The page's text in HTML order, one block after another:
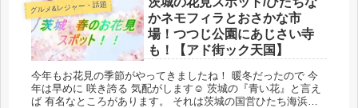
グルメ&レジャー・話題
かネモフィラとおさかな市
場！つつじ公園にあじさい寺
も！【アド街ック天国】
今年もお花見の季節がやってきましたね！ 暖冬だったので 今
年は早めに 咲き誇る 気配がします☺ 茨城の『青い花』と言え
ば 有名なところがあります。 それは茨城の国営ひたち海浜公